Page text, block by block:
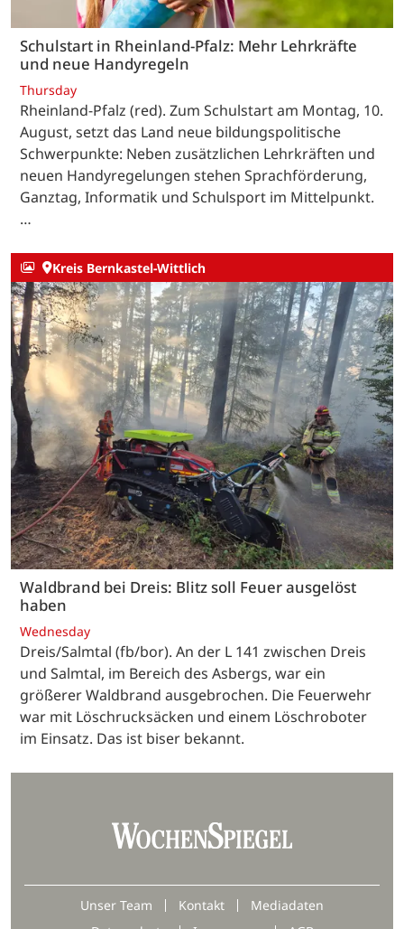
Schulstart in Rheinland-Pfalz: Mehr Lehrkräfte
und neue Handyregeln
Thursday
Rheinland-Pfalz (red). Zum Schulstart am Montag, 10.
August, setzt das Land neue bildungspolitische
Schwerpunkte: Neben zusätzlichen Lehrkräften und
neuen Handyregelungen stehen Sprachförderung,
Ganztag, Informatik und Schulsport im Mittelpunkt.
…
Kreis Bernkastel-Wittlich
Waldbrand bei Dreis: Blitz soll Feuer ausgelöst
haben
Wednesday
Dreis/Salmtal (fb/bor). An der L 141 zwischen Dreis
und Salmtal, im Bereich des Asbergs, war ein
größerer Waldbrand ausgebrochen. Die Feuerwehr
war mit Löschrucksäcken und einem Löschroboter
im Einsatz. Das ist biser bekannt.
Unser Team Kontakt
Mediadaten